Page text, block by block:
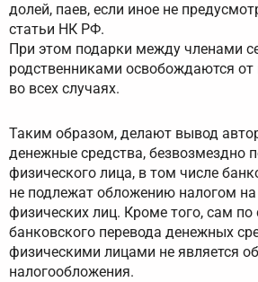
долей, паев, если иное не
статьи НК РФ.
При этом подарки между членами
родственниками освобождаются от
во всех случаях.
Таким образом, делают вывод
денежные средства, безвозмездно
физического лица, в том числе
не подлежат обложению налогом
физических лиц. Кроме того, сам по
банковского перевода денежных
физическими лицами не является
налогообложения.